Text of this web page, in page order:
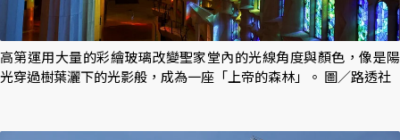
高第運用大量的彩繪玻璃改變聖家堂內的光線角度與顏色，像是陽
光穿過樹葉灑下的光影般，成為一座「上帝的森林」。 圖／路透社